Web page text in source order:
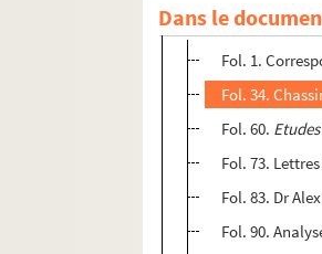
Dans le2-MS-1416.La
Fol. 1.
Fol. 34.
Fol. 60.
Fol. 73.
Fol. 83. Dr
Fol. 90.